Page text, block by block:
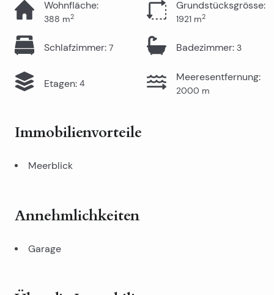
Wohnfläche:
388 m2
Grundstücksgrösse:
1921 m2
Schlafzimmer: 7 Badezimmer: 3
Etagen: 4
Meeresentfernung:
2000 m
Immobilienvorteile
Meerblick
Annehmlichkeiten
Garage